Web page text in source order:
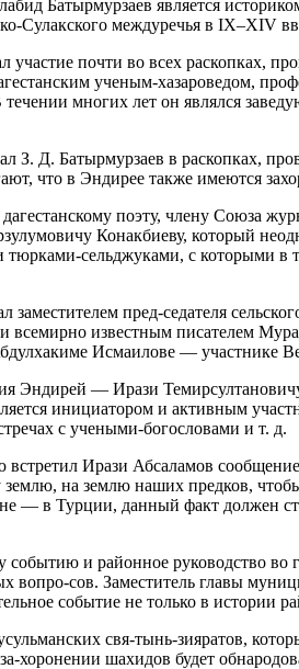
Батырмурзаев является
Сулакского междуречья в IX–XIV
участие почти во всех раскопках,
ученым-хазароведом,
многих лет он являлся
З. Д. Батырмурзаев в раскопках,
что в Эндирее также имеются
поэту, члену Союза
Конакбиеву, который
сельджуками, с которыми в
заместителем пред-седателя
всемирно известным писателем
Исмаилове — участнике
Эндирей — Ирази
инициатором и активным
с учеными-богословами и т. д.
Ирази Абсаламов
на землю наших предков,
— в Турции, данный факт должен
и районное руководство
вопро-сов. Заместитель главы
событие не только в истории
анских свя-тынь-зияратов,
хоронении шахидов будет